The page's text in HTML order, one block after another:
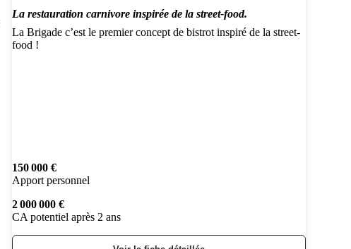
La restauration carnivore inspirée de la street-food.
La Brigade c’est le premier concept de bistrot inspiré de la street-
food !
150 000 €
Apport personnel
2 000 000 €
CA potentiel après 2 ans